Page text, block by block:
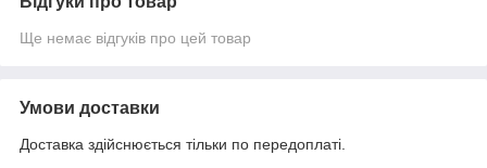
Ще немає відгуків про цей товар
Умови доставки
Доставка здійснюється тільки по передоплаті.